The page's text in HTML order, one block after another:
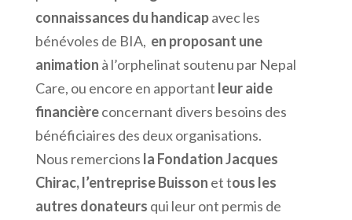
connaissances du handicapavec les
bénévoles de BIA, en proposant une
animation à l’orphelinat soutenu par Nepal
Care, ou encore en apportant leur aide
financièreconcernant divers besoins des
bénéficiaires des deux organisations.
Nous remercions la Fondation Jacques
Chirac, l’entreprise Buisson et tous les
autres donateurs qui leur ont permis de